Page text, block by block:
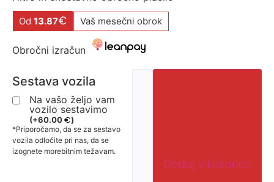
Od 13.87€ Vaš mesečni obrok
Obročni izračun
Sestava vozila
Na vašo željo vam
vozilo sestavimo
(+60.00€)
*Priporočamo, da se za sestavo
vozila odločite pri nas, da se
izognete morebitnim težavam.
Dodaj v košarico